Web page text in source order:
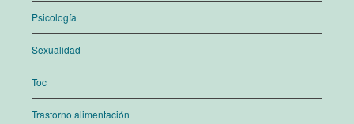
Psicología
Sexualidad
Toc
Trastorno alimentación